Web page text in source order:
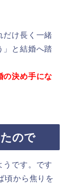
だけ長く一緒
」と結婚へ踏
の決め手にな
ので
うです。です
頃から焦りを